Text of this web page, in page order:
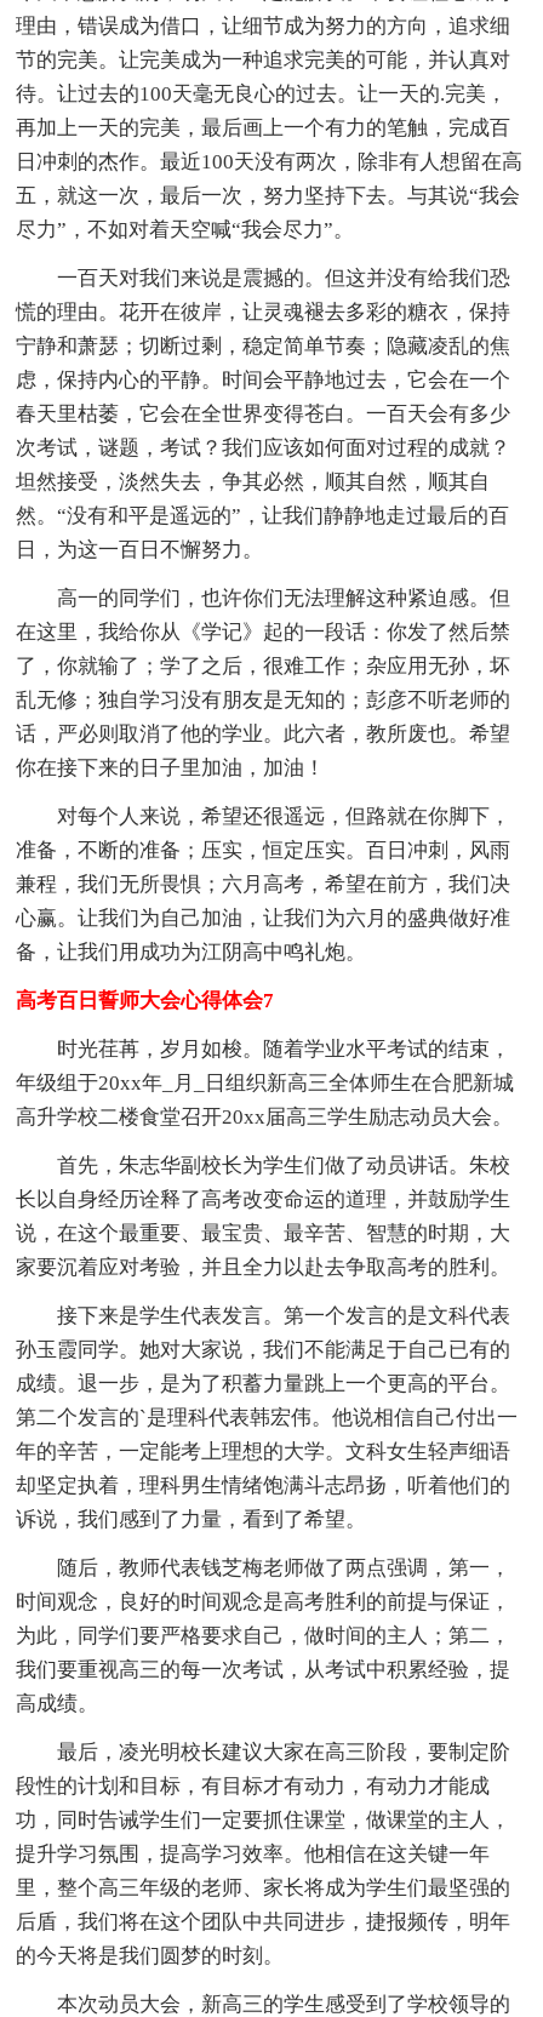
理由，错误成为借口，让细节成为努力的方向，追求细
节的完美。让完美成为一种追求完美的可能，并认真对
待。让过去的100天毫无良心的过去。让一天的.完美，
再加上一天的完美，最后画上一个有力的笔触，完成百
日冲刺的杰作。最近100天没有两次，除非有人想留在高
五，就这一次，最后一次，努力坚持下去。与其说“我会
尽力”，不如对着天空喊“我会尽力”。
一百天对我们来说是震撼的。但这并没有给我们恐
慌的理由。花开在彼岸，让灵魂褪去多彩的糖衣，保持
宁静和萧瑟；切断过剩，稳定简单节奏；隐藏凌乱的焦
虑，保持内心的平静。时间会平静地过去，它会在一个
春天里枯萎，它会在全世界变得苍白。一百天会有多少
次考试，谜题，考试？我们应该如何面对过程的成就？
坦然接受，淡然失去，争其必然，顺其自然，顺其自
然。“没有和平是遥远的”，让我们静静地走过最后的百
日，为这一百日不懈努力。
高一的同学们，也许你们无法理解这种紧迫感。但
在这里，我给你从《学记》起的一段话：你发了然后禁
了，你就输了；学了之后，很难工作；杂应用无孙，坏
乱无修；独自学习没有朋友是无知的；彭彦不听老师的
话，严必则取消了他的学业。此六者，教所废也。希望
你在接下来的日子里加油，加油！
对每个人来说，希望还很遥远，但路就在你脚下，
准备，不断的准备；压实，恒定压实。百日冲刺，风雨
兼程，我们无所畏惧；六月高考，希望在前方，我们决
心赢。让我们为自己加油，让我们为六月的盛典做好准
备，让我们用成功为江阴高中鸣礼炮。
高考百日誓师大会心得体会7
时光荏苒，岁月如梭。随着学业水平考试的结束，
年级组于20xx年_月_日组织新高三全体师生在合肥新城
高升学校二楼食堂召开20xx届高三学生励志动员大会。
首先，朱志华副校长为学生们做了动员讲话。朱校
长以自身经历诠释了高考改变命运的道理，并鼓励学生
说，在这个最重要、最宝贵、最辛苦、智慧的时期，大
家要沉着应对考验，并且全力以赴去争取高考的胜利。
接下来是学生代表发言。第一个发言的是文科代表
孙玉霞同学。她对大家说，我们不能满足于自己已有的
成绩。退一步，是为了积蓄力量跳上一个更高的平台。
第二个发言的`是理科代表韩宏伟。他说相信自己付出一
年的辛苦，一定能考上理想的大学。文科女生轻声细语
却坚定执着，理科男生情绪饱满斗志昂扬，听着他们的
诉说，我们感到了力量，看到了希望。
随后，教师代表钱芝梅老师做了两点强调，第一，
时间观念，良好的时间观念是高考胜利的前提与保证，
为此，同学们要严格要求自己，做时间的主人；第二，
我们要重视高三的每一次考试，从考试中积累经验，提
高成绩。
最后，凌光明校长建议大家在高三阶段，要制定阶
段性的计划和目标，有目标才有动力，有动力才能成
功，同时告诫学生们一定要抓住课堂，做课堂的主人，
提升学习氛围，提高学习效率。他相信在这关键一年
里，整个高三年级的老师、家长将成为学生们最坚强的
后盾，我们将在这个团队中共同进步，捷报频传，明年
的今天将是我们圆梦的时刻。
本次动员大会，新高三的学生感受到了学校领导的